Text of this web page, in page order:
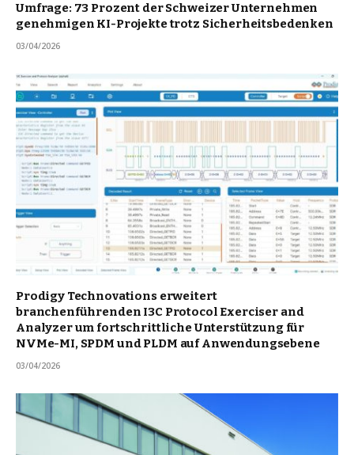
Umfrage: 73 Prozent der Schweizer Unternehmen
genehmigen KI-Projekte trotz Sicherheitsbedenken
03/04/2026
Prodigy Technovations erweitert
branchenführenden I3C Protocol Exerciser and
Analyzer um fortschrittliche Unterstützung für
NVMe-MI, SPDM und PLDM auf Anwendungsebene
03/04/2026